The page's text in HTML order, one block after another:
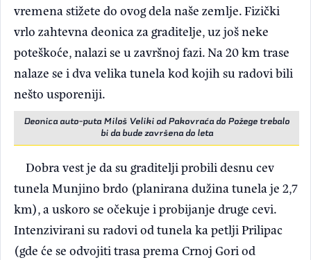
vremena stižete do ovog dela naše zemlje. Fizički
vrlo zahtevna deonica za graditelje, uz još neke
poteškoće, nalazi se u završnoj fazi. Na 20 km trase
nalaze se i dva velika tunela kod kojih su radovi bili
nešto usporeniji.
Deonica auto-puta Miloš Veliki od Pakovraća do Požege trebalo
bi da bude završena do leta
Dobra vest je da su graditelji probili desnu cev
tunela Munjino brdo (planirana dužina tunela je 2,7
km), a uskoro se očekuje i probijanje druge cevi.
Intenzivirani su radovi od tunela ka petlji Prilipac
(gde će se odvojiti trasa prema Crnoj Gori od